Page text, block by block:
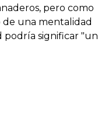
pero como
una mentalidad
podría significar "un